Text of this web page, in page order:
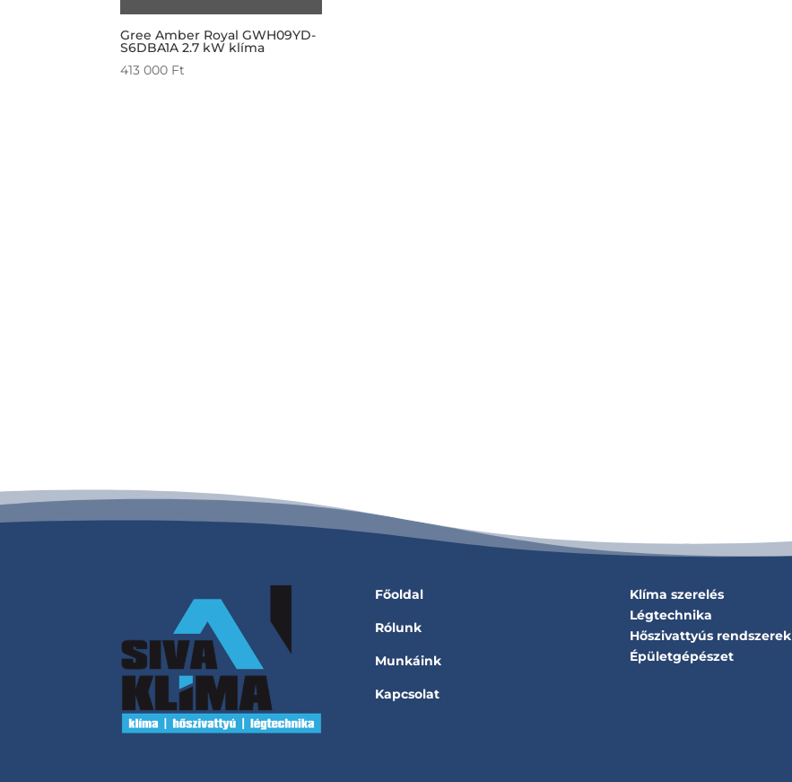
Gree Amber Royal GWH09YD-
S6DBA1A 2.7 kW klíma
413 000 Ft
Főoldal
Rólunk
Munkáink
Kapcsolat
Klíma szerelés
Légtechnika
Hőszivattyús rendszerek
Épületgépészet